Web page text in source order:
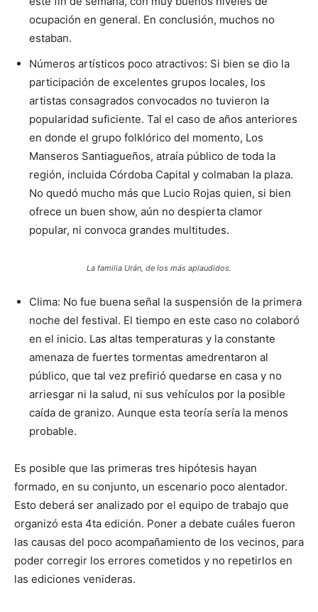
ocupación en general. En conclusión, muchos no
estaban.
Números artísticos poco atractivos: Si bien se dio la
participación de excelentes grupos locales, los
artistas consagrados convocados no tuvieron la
popularidad suficiente. Tal el caso de años anteriores
en donde el grupo folklórico del momento, Los
Manseros Santiagueños, atraía público de toda la
región, incluida Córdoba Capital y colmaban la plaza.
No quedó mucho más que Lucio Rojas quien, si bien
ofrece un buen show, aún no despierta clamor
popular, ni convoca grandes multitudes.
La familia Urán, de los más aplaudidos.
Clima: No fue buena señal la suspensión de la primera
noche del festival. El tiempo en este caso no colaboró
en el inicio. Las altas temperaturas y la constante
amenaza de fuertes tormentas amedrentaron al
público, que tal vez prefirió quedarse en casa y no
arriesgar ni la salud, ni sus vehículos por la posible
caída de granizo. Aunque esta teoría sería la menos
probable.
Es posible que las primeras tres hipótesis hayan
formado, en su conjunto, un escenario poco alentador.
Esto deberá ser analizado por el equipo de trabajo que
organizó esta 4ta edición. Poner a debate cuáles fueron
las causas del poco acompañamiento de los vecinos, para
poder corregir los errores cometidos y no repetirlos en
las ediciones venideras.